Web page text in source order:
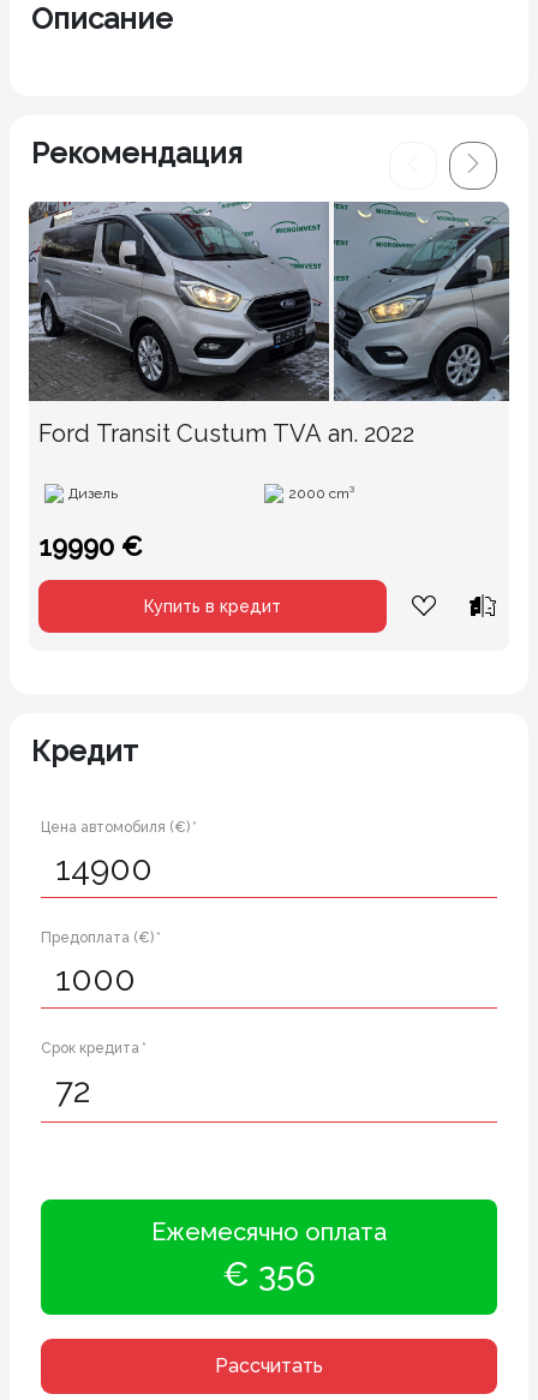
Описание
Рекомендация
Ford Transit Custum TVA an. 2022
Дизель 2000 cm³
19990 €
Купить в кредит
Кредит
Цена автомобиля (€) *
Предоплата (€) *
Срок кредита *
Ежемесячно оплата
€ 356
Рассчитать